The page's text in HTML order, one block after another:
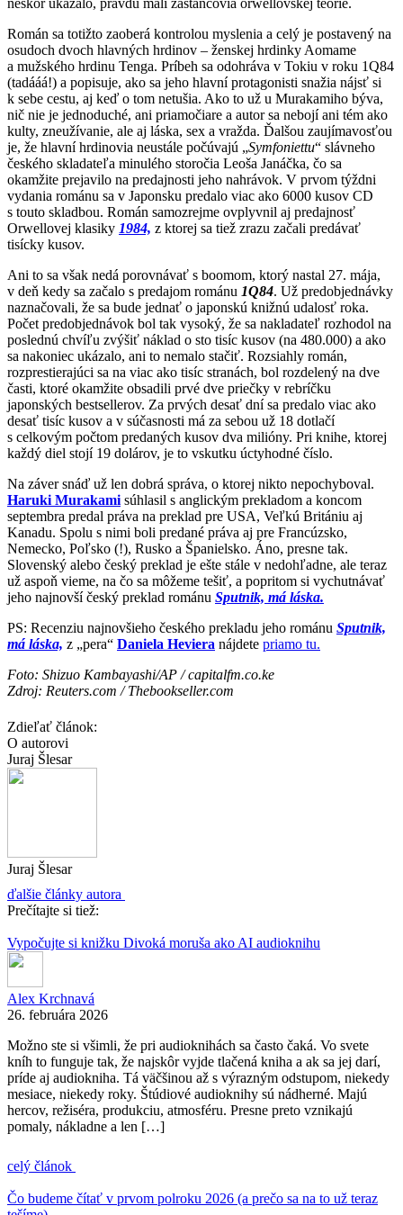
Román sa totižto zaoberá kontrolou myslenia a celý je postavený na
osudoch dvoch hlavných hrdinov – ženskej hrdinky Aomame
a mužského hrdinu Tenga. Príbeh sa odohráva v Tokiu v roku 1Q84
(tadááá!) a popisuje, ako sa jeho hlavní protagonisti snažia nájsť si
k sebe cestu, aj keď o tom netušia. Ako to už u Murakamiho býva,
nič nie je jednoduché, ani priamočiare a autor sa nebojí ani tém ako
kulty, zneužívanie, ale aj láska, sex a vražda. Ďalšou zaujímavosťou
je, že hlavní hrdinovia neustále počúvajú „Symfoniettu“ slávneho
českého skladateľa minulého storočia Leoša Janáčka, čo sa
okamžite prejavilo na predajnosti jeho nahrávok. V prvom týždni
vydania románu sa v Japonsku predalo viac ako 6000 kusov CD
s touto skladbou. Román samozrejme ovplyvnil aj predajnosť
Orwellovej klasiky 1984, z ktorej sa tiež zrazu začali predávať
tisícky kusov.
Ani to sa však nedá porovnávať s boomom, ktorý nastal 27. mája,
v deň kedy sa začalo s predajom románu 1Q84. Už predobjednávky
naznačovali, že sa bude jednať o japonskú knižnú udalosť roka.
Počet predobjednávok bol tak vysoký, že sa nakladateľ rozhodol na
poslednú chvíľu zvýšiť náklad o sto tisíc kusov (na 480.000) a ako
sa nakoniec ukázalo, ani to nemalo stačiť. Rozsiahly román,
rozprestierajúci sa na viac ako tisíc stranách, bol rozdelený na dve
časti, ktoré okamžite obsadili prvé dve priečky v rebríčku
japonských bestsellerov. Za prvých desať dní sa predalo viac ako
desať tisíc kusov a v súčasnosti má za sebou už 18 dotlačí
s celkovým počtom predaných kusov dva milióny. Pri knihe, ktorej
každý diel stojí 19 dolárov, je to vskutku úctyhodné číslo.
Na záver snáď už len dobrá správa, o ktorej nikto nepochyboval.
Haruki Murakami súhlasil s anglickým prekladom a koncom
septembra predal práva na preklad pre USA, Veľkú Britániu aj
Kanadu. Spolu s nimi boli predané práva aj pre Francúzsko,
Nemecko, Poľsko (!), Rusko a Španielsko. Áno, presne tak.
Slovenský alebo český preklad je ešte stále v nedohľadne, ale teraz
už aspoň vieme, na čo sa môžeme tešiť, a popritom si vychutnávať
jeho najnovší český preklad románu Sputnik, má láska.
PS: Recenziu najnovšieho českého prekladu jeho románu Sputnik,
má láska, z „pera“ Daniela Heviera nájdete priamo tu.
Foto: Shizuo Kambayashi/AP / capitalfm.co.ke
Zdroj: Reuters.com / Thebookseller.com
Zdieľať článok:
O autorovi
Juraj Šlesar
Juraj Šlesar
ďalšie články autora
Prečítajte si tiež:
Vypočujte si knižku Divoká moruša ako AI audioknihu
Alex Krchnavá
26. februára 2026
Možno ste si všimli, že pri audioknihách sa často čaká. Vo svete
kníh to funguje tak, že najskôr vyjde tlačená kniha a ak sa jej darí,
príde aj audiokniha. Tá väčšinou až s výrazným odstupom, niekedy
mesiace, niekedy roky. Štúdiové audioknihy sú nádherné. Majú
hercov, režiséra, produkciu, atmosféru. Presne preto vznikajú
pomaly, nákladne a len […]
celý článok
Čo budeme čítať v prvom polroku 2026 (a prečo sa na to už teraz